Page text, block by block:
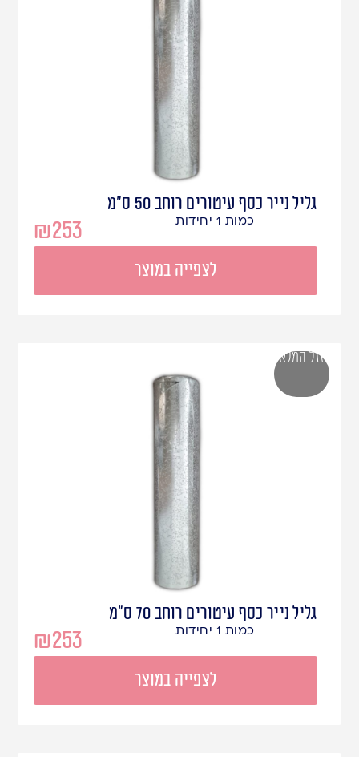
גליל נייר כסף עיטורים רוחב 50 ס"מ
₪253 כמות 1 יחידות
לצפייה במוצר
גליל נייר כסף עיטורים רוחב 70 ס"מ
₪253 כמות 1 יחידות
לצפייה במוצר
אזל המלאי